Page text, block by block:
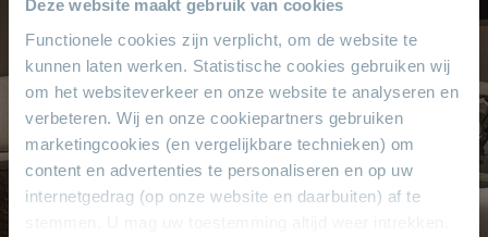
Deze website maakt gebruik van cookies
Functionele cookies zijn verplicht, om de website te
kunnen laten werken. Statistische cookies gebruiken wij
om het websiteverkeer en onze website te analyseren en
verbeteren. Wij en onze cookiepartners gebruiken
marketingcookies (en vergelijkbare technieken) om
content en advertenties te personaliseren en op uw
internetgedrag (op onze website en daarbuiten) af te
WaaromTheo Stet?
Het vertrouwde adres voor al uw meubelen! Geen
aanbetaling & wij bezorgen aan huis!